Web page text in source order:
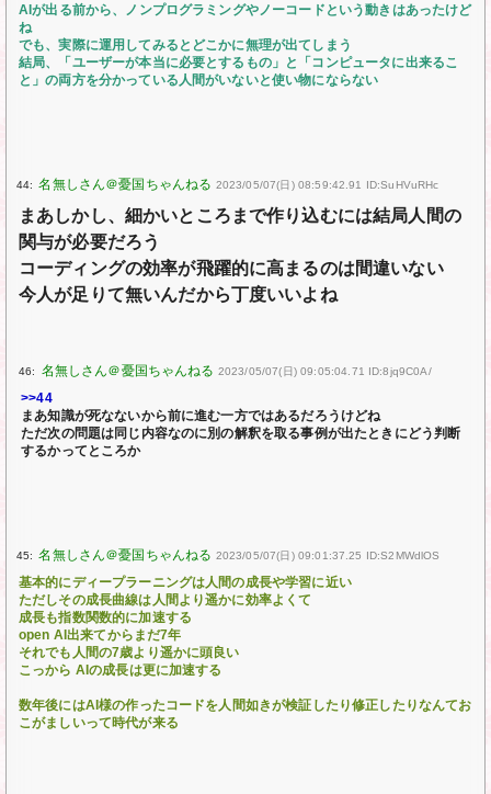
AIが出る前から、ノンプログラミングやノーコードという動きはあったけど
ね
でも、実際に運用してみるとどこかに無理が出てしまう
結局、「ユーザーが本当に必要とするもの」と「コンピュータに出来るこ
と」の両方を分かっている人間がいないと使い物にならない
44: 2023/05/07(日) 08:59:42.91 ID:SuHVuRHc
まあしかし、細かいところまで作り込むには結局人間の
関与が必要だろう
コーディングの効率が飛躍的に高まるのは間違いない
今人が足りて無いんだから丁度いいよね
46: 2023/05/07(日) 09:05:04.71 ID:8jq9C0A/
>>44
まあ知識が死なないから前に進む一方ではあるだろうけどね
ただ次の問題は同じ内容なのに別の解釈を取る事例が出たときにどう判断
するかってところか
45: 2023/05/07(日) 09:01:37.25 ID:S2MWdlOS
基本的にディープラーニングは人間の成長や学習に近い
ただしその成長曲線は人間より遥かに効率よくて
成長も指数関数的に加速する
open AI出来てからまだ7年
それでも人間の7歳より遥かに頭良い
こっから AIの成長は更に加速する
数年後にはAI様の作ったコードを人間如きが検証したり修正したりなんてお
こがましいって時代が来る